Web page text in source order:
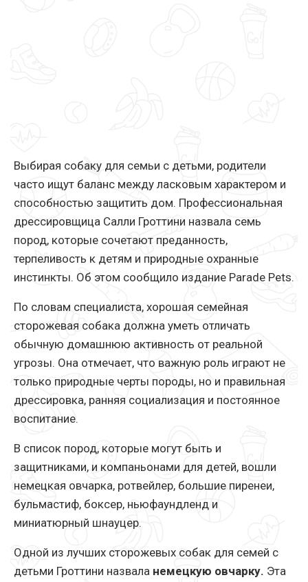
Выбирая собаку для семьи с детьми, родители
часто ищут баланс между ласковым характером и
способностью защитить дом. Профессиональная
дрессировщица Салли Гроттини назвала семь
пород, которые сочетают преданность,
терпеливость к детям и природные охранные
инстинкты. Об этом сообщило издание Parade Pets.
По словам специалиста, хорошая семейная
сторожевая собака должна уметь отличать
обычную домашнюю активность от реальной
угрозы. Она отмечает, что важную роль играют не
только природные черты породы, но и правильная
дрессировка, ранняя социализация и постоянное
воспитание.
В список пород, которые могут быть и
защитниками, и компаньонами для детей, вошли
немецкая овчарка, ротвейлер, большие пиренеи,
бульмастиф, боксер, ньюфаундленд и
миниатюрный шнауцер.
Одной из лучших сторожевых собак для семей с
детьми Гроттини назвала немецкую овчарку. Эта